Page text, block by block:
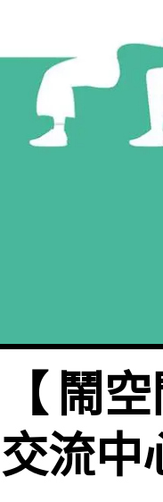
【 鬧
交流中